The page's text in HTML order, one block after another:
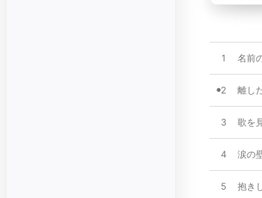
1 名前
2 離し
3 歌を
4 涙の
5 抱き